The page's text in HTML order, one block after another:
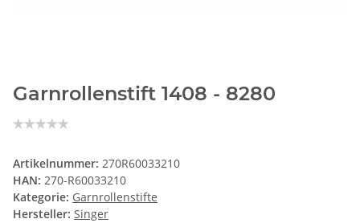
Garnrollenstift 1408 - 8280
Artikelnummer: 270R60033210
HAN: 270-R60033210
Kategorie: Garnrollenstifte
Hersteller: Singer